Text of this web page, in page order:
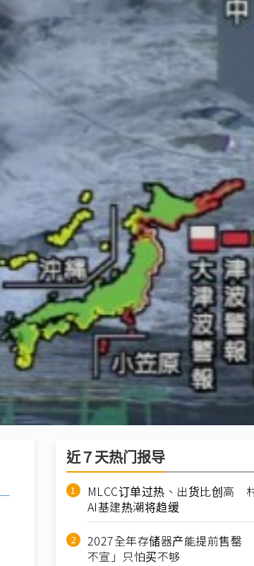
近７天热门报导
MLCC订单过热、出货比创高
AI基建热潮将趋缓
2027全年存储器产能提前售罄
不宣」只怕买不够